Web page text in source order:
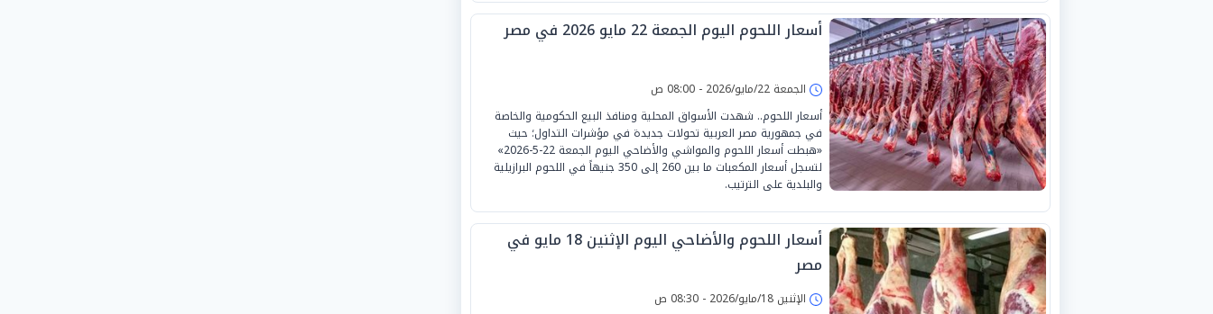
أسعار اللحوم اليوم الجمعة 22 مايو 2026 في مصر
الجمعة 22/مايو/2026 - 08:00 ص
أسعار اللحوم.. شهدت الأسواق المحلية ومنافذ البيع الحكومية والخاصة
في جمهورية مصر العربية تحولات جديدة في مؤشرات التداول؛ حيث
«هبطت أسعار اللحوم والمواشي والأضاحي اليوم الجمعة 22-5-2026»
لتسجل أسعار المكعبات ما بين 260 إلى 350 جنيهاً في اللحوم البرازيلية
والبلدية على الترتيب.
أسعار اللحوم والأضاحي اليوم الإثنين 18 مايو في
مصر
الإثنين 18/مايو/2026 - 08:30 ص